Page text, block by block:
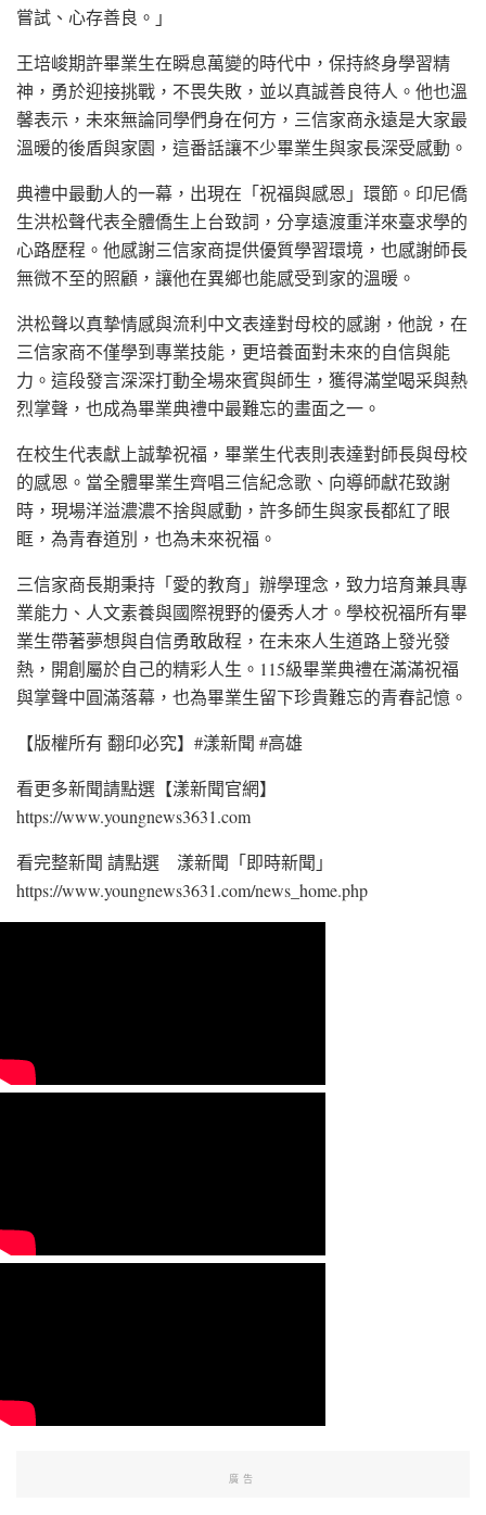
嘗試、心存善良。」
王培峻期許畢業生在瞬息萬變的時代中，保持終身學習精
神，勇於迎接挑戰，不畏失敗，並以真誠善良待人。他也溫
馨表示，未來無論同學們身在何方，三信家商永遠是大家最
溫暖的後盾與家園，這番話讓不少畢業生與家長深受感動。
典禮中最動人的一幕，出現在「祝福與感恩」環節。印尼僑
生洪松聲代表全體僑生上台致詞，分享遠渡重洋來臺求學的
心路歷程。他感謝三信家商提供優質學習環境，也感謝師長
無微不至的照顧，讓他在異鄉也能感受到家的溫暖。
洪松聲以真摯情感與流利中文表達對母校的感謝，他說，在
三信家商不僅學到專業技能，更培養面對未來的自信與能
力。這段發言深深打動全場來賓與師生，獲得滿堂喝采與熱
烈掌聲，也成為畢業典禮中最難忘的畫面之一。
在校生代表獻上誠摯祝福，畢業生代表則表達對師長與母校
的感恩。當全體畢業生齊唱三信紀念歌、向導師獻花致謝
時，現場洋溢濃濃不捨與感動，許多師生與家長都紅了眼
眶，為青春道別，也為未來祝福。
三信家商長期秉持「愛的教育」辦學理念，致力培育兼具專
業能力、人文素養與國際視野的優秀人才。學校祝福所有畢
業生帶著夢想與自信勇敢啟程，在未來人生道路上發光發
熱，開創屬於自己的精彩人生。115級畢業典禮在滿滿祝福
與掌聲中圓滿落幕，也為畢業生留下珍貴難忘的青春記憶。
【版權所有 翻印必究】#漾新聞 #高雄
看更多新聞請點選【漾新聞官網】
https://www.youngnews3631.com⁠
看完整新聞 請點選 漾新聞「即時新聞」
https://www.youngnews3631.com/news_home.php⁠
廣告